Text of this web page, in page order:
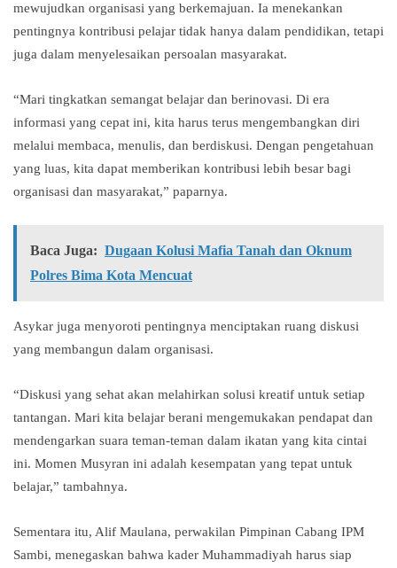
mewujudkan organisasi yang berkemajuan. Ia menekankan
pentingnya kontribusi pelajar tidak hanya dalam pendidikan, tetapi
juga dalam menyelesaikan persoalan masyarakat.
“Mari tingkatkan semangat belajar dan berinovasi. Di era
informasi yang cepat ini, kita harus terus mengembangkan diri
melalui membaca, menulis, dan berdiskusi. Dengan pengetahuan
yang luas, kita dapat memberikan kontribusi lebih besar bagi
organisasi dan masyarakat,” paparnya.
Baca Juga: Dugaan Kolusi Mafia Tanah dan Oknum
Polres Bima Kota Mencuat
Asykar juga menyoroti pentingnya menciptakan ruang diskusi
yang membangun dalam organisasi.
“Diskusi yang sehat akan melahirkan solusi kreatif untuk setiap
tantangan. Mari kita belajar berani mengemukakan pendapat dan
mendengarkan suara teman-teman dalam ikatan yang kita cintai
ini. Momen Musyran ini adalah kesempatan yang tepat untuk
belajar,” tambahnya.
Sementara itu, Alif Maulana, perwakilan Pimpinan Cabang IPM
Sambi, menegaskan bahwa kader Muhammadiyah harus siap